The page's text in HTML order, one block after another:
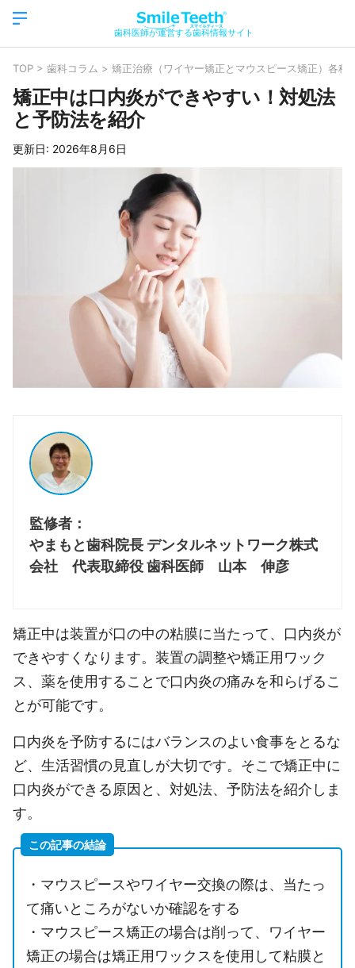
歯科医師が運営する歯科情報サイト
TOP > 歯科コラム > 矯正治療（ワイヤー矯正とマウスピース矯正）各種
矯正中は口内炎ができやすい！対処法
と予防法を紹介
更新日: 2026年8月6日
監修者：
やまもと歯科院長 デンタルネットワーク株式
会社 代表取締役 歯科医師 山本 伸彦
矯正中は装置が口の中の粘膜に当たって、口内炎が
できやすくなります。装置の調整や矯正用ワック
ス、薬を使用することで口内炎の痛みを和らげるこ
とが可能です。
口内炎を予防するにはバランスのよい食事をとるな
ど、生活習慣の見直しが大切です。そこで矯正中に
口内炎ができる原因と、対処法、予防法を紹介しま
す。
この記事の結論
・マウスピースやワイヤー交換の際は、当たっ
て痛いところがないか確認をする
・マウスピース矯正の場合は削って、ワイヤー
矯正の場合は矯正用ワックスを使用して粘膜と